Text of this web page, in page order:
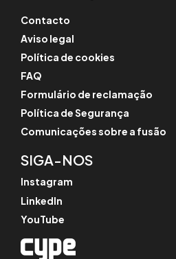
Contacto
Aviso legal
Política de cookies
FAQ
Formulário de reclamação
Política de Segurança
Comunicações sobre a fusão
SIGA-NOS
Instagram
LinkedIn
YouTube